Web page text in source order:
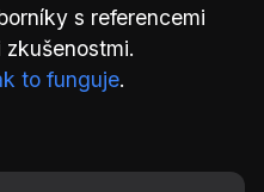
s referencemi
to funguje.